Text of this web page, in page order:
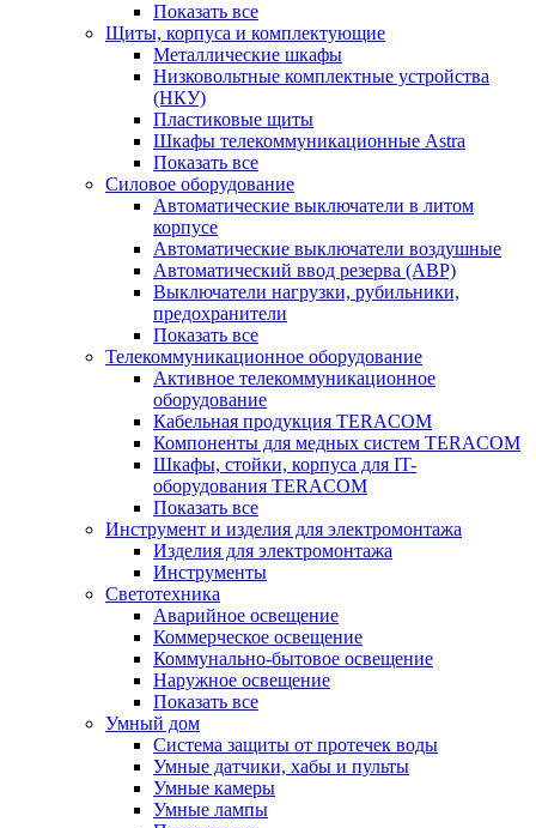
Показать все
Щиты, корпуса и комплектующие
Металлические шкафы
Низковольтные комплектные устройства
(НКУ)
Пластиковые щиты
Шкафы телекоммуникационные Astra
Показать все
Силовое оборудование
Автоматические выключатели в литом
корпусе
Автоматические выключатели воздушные
Автоматический ввод резерва (АВР)
Выключатели нагрузки, рубильники,
предохранители
Показать все
Телекоммуникационное оборудование
Активное телекоммуникационное
оборудование
Кабельная продукция TERACOM
Компоненты для медных систем TERACOM
Шкафы, стойки, корпуса для IT-
оборудования TERACOM
Показать все
Инструмент и изделия для электромонтажа
Изделия для электромонтажа
Инструменты
Светотехника
Аварийное освещение
Коммерческое освещение
Коммунально-бытовое освещение
Наружное освещение
Показать все
Умный дом
Система защиты от протечек воды
Умные датчики, хабы и пульты
Умные камеры
Умные лампы